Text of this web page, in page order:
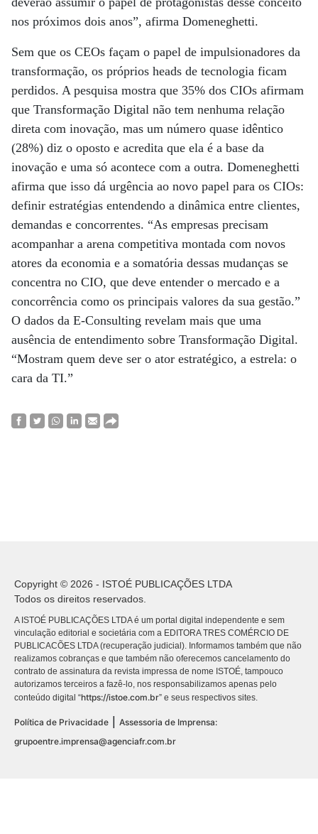
nos próximos dois anos”, afirma Domeneghetti.
Sem que os CEOs façam o papel de impulsionadores da
transformação, os próprios heads de tecnologia ficam
perdidos. A pesquisa mostra que 35% dos CIOs afirmam
que Transformação Digital não tem nenhuma relação
direta com inovação, mas um número quase idêntico
(28%) diz o oposto e acredita que ela é a base da
inovação e uma só acontece com a outra. Domeneghetti
afirma que isso dá urgência ao novo papel para os CIOs:
definir estratégias entendendo a dinâmica entre clientes,
demandas e concorrentes. “As empresas precisam
acompanhar a arena competitiva montada com novos
atores da economia e a somatória dessas mudanças se
concentra no CIO, que deve entender o mercado e a
concorrência como os principais valores da sua gestão.”
O dados da E-Consulting revelam mais que uma
ausência de entendimento sobre Transformação Digital.
“Mostram quem deve ser o ator estratégico, a estrela: o
cara da TI.”
Copyright © 2026 - ISTOÉ PUBLICAÇÕES LTDA
Todos os direitos reservados.
A ISTOÉ PUBLICAÇÕES LTDA é um portal digital independente e sem
vinculação editorial e societária com a EDITORA TRES COMÉRCIO DE
PUBLICACÕES LTDA (recuperação judicial). Informamos também que não
realizamos cobranças e que também não oferecemos cancelamento do
contrato de assinatura da revista impressa de nome ISTOÉ, tampouco
autorizamos terceiros a fazê-lo, nos responsabilizamos apenas pelo
conteúdo digital “https://istoe.com.br” e seus respectivos sites.
Política de Privacidade
Assessoria de Imprensa:
grupoentre.imprensa@agenciafr.com.br